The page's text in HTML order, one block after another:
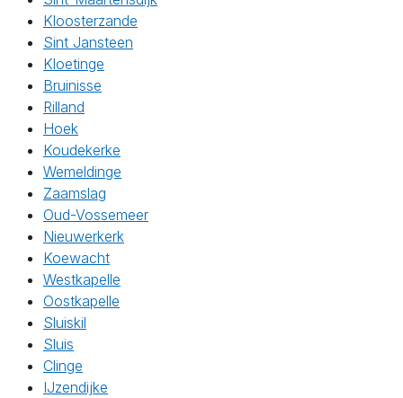
Kloosterzande
Sint Jansteen
Kloetinge
Bruinisse
Rilland
Hoek
Koudekerke
Wemeldinge
Zaamslag
Oud-Vossemeer
Nieuwerkerk
Koewacht
Westkapelle
Oostkapelle
Sluiskil
Sluis
Clinge
IJzendijke